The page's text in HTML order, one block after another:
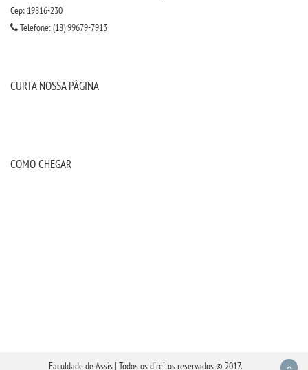
Cep: 19816-230
Telefone: (18) 99679-7913
CURTA NOSSA PÁGINA
COMO CHEGAR
Faculdade de Assis | Todos os direitos reservados © 2017.